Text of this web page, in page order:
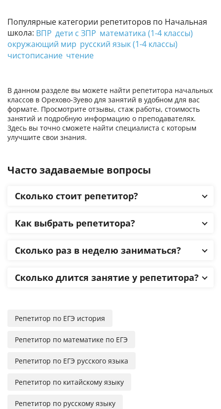
В данном разделе вы можете найти репетитора начальных
классов в Орехово-Зуево для занятий в удобном для вас
формате. Просмотрите отзывы, стаж работы, стоимость
занятий и подробную информацию о преподавателях.
Здесь вы точно сможете найти специалиста с которым
улучшите свои знания.
Популярные категории репетиторов по Начальная
школа: ВПР дети с ЗПР математика (1-4 классы)
окружающий мир русский язык (1-4 классы)
чистописание чтение
Часто задаваемые вопросы
Сколько стоит репетитор?
Как выбрать репетитора?
Сколько раз в неделю заниматься?
Сколько длится занятие у репетитора?
Репетитор по ЕГЭ история
Репетитор по математике по ЕГЭ
Репетитор по ЕГЭ русского языка
Репетитор по китайскому языку
Репетитор по русскому языку